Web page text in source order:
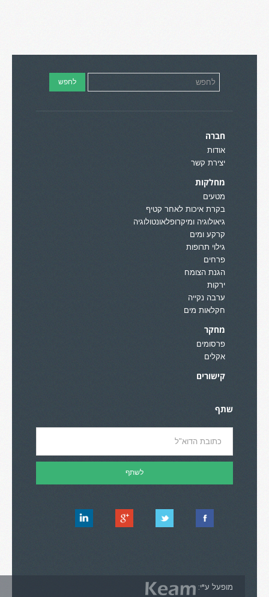
חברה
אודות
יצירת קשר
מחלקות
מטעים
בקרת איכות לאחר קטיף
גיאולוגיה ומיקרופלאונטולוגיה
קרקע ומים
גילוי תרופות
פרחים
הגנת הצומח
ירקות
ערבה נקייה
חקלאות מים
מחקר
פרסומים
אקלים
קישורים
שתף
מופעל ע"י: